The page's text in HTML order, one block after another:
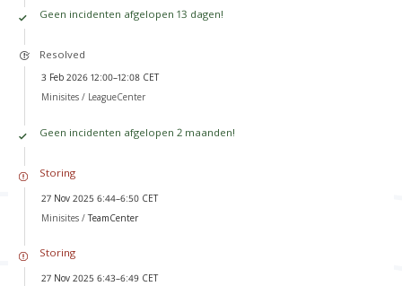
Geen incidenten afgelopen 13 dagen!
Resolved
3 Feb 2026 12:00–12:08 CET
Minisites / LeagueCenter
Geen incidenten afgelopen 2 maanden!
Storing
27 Nov 2025 6:44–6:50 CET
Minisites /TeamCenter
Storing
27 Nov 2025 6:43–6:49 CET